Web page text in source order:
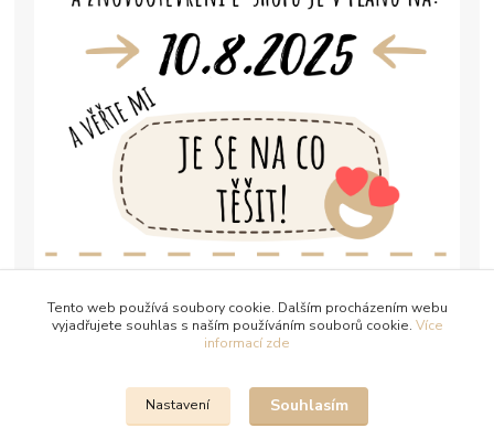
Tento web používá soubory cookie. Dalším procházením webu
vyjadřujete souhlas s naším používáním souborů cookie. Více
informací zde
Nastavení Souhlasím